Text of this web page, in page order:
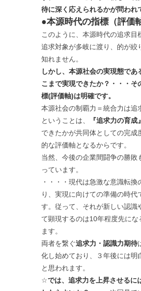
待に深く応えられるかが問われ
●本源時代の指標（評価
このように、本源時代の追求目
追求対象が多岐に渡り、的が絞
知れません。
しかし、本源社会の実現態であ
こまで実現できたか？・・・そ
標(評価軸)は明確です。
本源社会の制覇力＝統合力は追
ということは、
『追求力の育成』
できたかが共同体としての完成
的な評価軸となるからです。
当然、今後の企業間闘争の勝敗
っています。
・・・・現代は急激な意識転換
り、実現に向けての準備の時代
す。従って、それが新しい認識
て顕現するのは10年程度先にな
ます。
両者を繋ぐ追求力・認識力期待
化し始めており、３年後には明
と思われます。
☆では、追求力を上昇させるに